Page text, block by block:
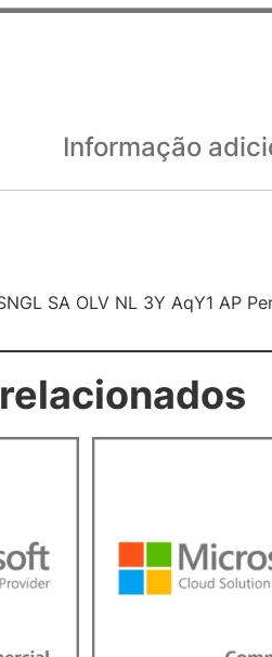
Informação
SA OLV NL 3Y AqY1 AP